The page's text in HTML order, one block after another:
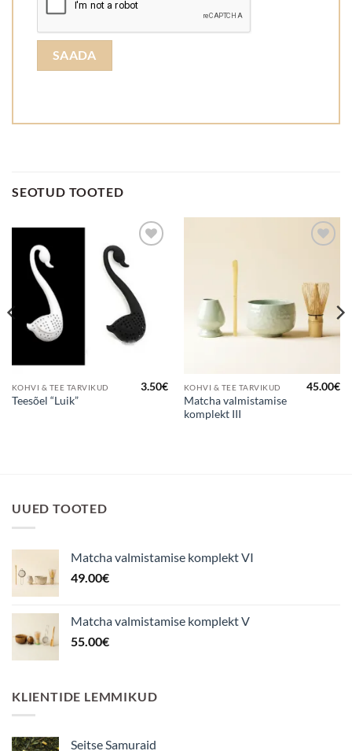
SEOTUD TOOTED
lemmikuks
KOHVI & TEE TARVIKUD
Teesõel “Luik”
3.50€ KOHVI & TEE TARVIKUD
Matcha valmistamise
komplekt III
45.00€
UUED TOOTED
Matcha valmistamise komplekt VI
49.00€
Matcha valmistamise komplekt V
55.00€
KLIENTIDE LEMMIKUD
Seitse Samuraid